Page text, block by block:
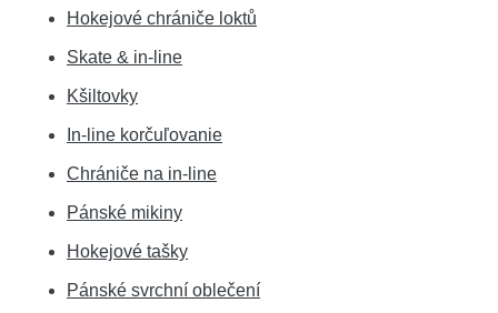
Hokejové chrániče loktů
Skate & in-line
Kšiltovky
In-line korčuľovanie
Chrániče na in-line
Pánské mikiny
Hokejové tašky
Pánské svrchní oblečení